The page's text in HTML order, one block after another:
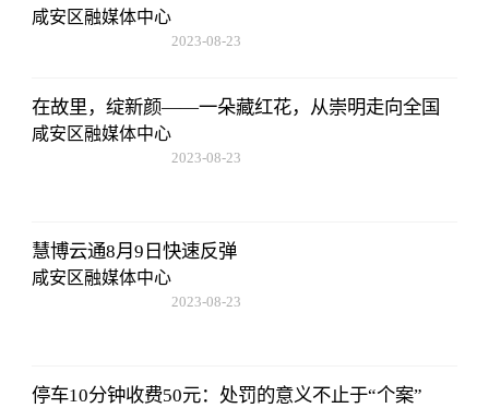
咸安区融媒体中心
2023-08-23
在故里，绽新颜——一朵藏红花，从崇明走向全国
咸安区融媒体中心
2023-08-23
慧博云通8月9日快速反弹
咸安区融媒体中心
2023-08-23
停车10分钟收费50元：处罚的意义不止于“个案”